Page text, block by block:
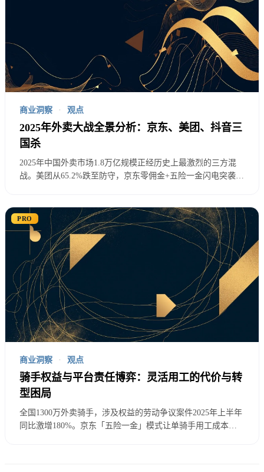
：跨境数据流动需要专门审批
：推荐算法需要可解释
未成年人特殊保护 ：严格限制未成年人数据使用
合规成本估算：
技术改造投入：平均每家大型平台5-8亿元
合规人员配置：法务合规团队扩容50-100%
数据治理系统：年运营成本2-5亿元
算法治理新规
2025年算法治理从原则性规定转向操作性要求：
对外卖行业的具体影响
配送算法优化：必须考虑骑手权益保护
定价算法透明：禁止杀熟、价格歧视
调度算法公平
商业洞察 · 观点
2025年外卖大战全景分析：京东、美团、抖音三
国杀
2025年中国外卖市场1.8万亿规模正经历史上最激烈的三方混
战。美团从65.2%跌至防守，京东零佣金+五险一金闪电突袭，
外卖战争的真实底牌。
PRO
商业洞察 · 观点
骑手权益与平台责任博弈：灵活用工的代价与转
型困局
全国1300万外卖骑手，涉及权益的劳动争议案件2025年上半年
同比激增180%。京东「五险一金」模式让单骑手用工成本上